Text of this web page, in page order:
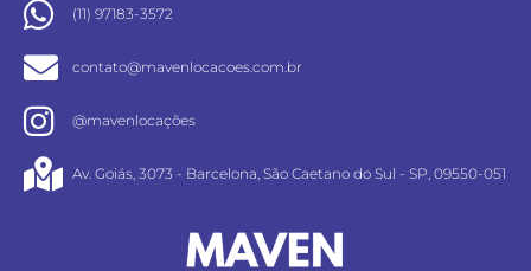
(11) 97183-3572
contato@mavenlocacoes.com.br
@mavenlocações
Av. Goiás, 3073 - Barcelona, São Caetano do Sul - SP, 09550-051